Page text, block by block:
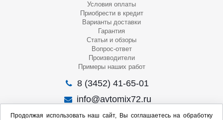
Условия оплаты
Приобрести в кредит
Варианты доставки
Гарантия
Статьи и обзоры
Вопрос-ответ
Производители
Примеры наших работ
8 (3452) 41-65-01
info@avtomix72.ru
г. Тюмень, ул. 50 лет Октября, 120
Продолжая использовать наш сайт, Вы соглашаетесь на обработку